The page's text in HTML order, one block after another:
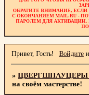
ОБРАТИТЕ ВНИМАНИЕ, ЕСЛИ
С ОКОНЧАНИЕМ MAIL.RU -
ПАРОЛЕМ ДЛЯ
Привет, Гость! Войдите
»
на своём мастерстве!